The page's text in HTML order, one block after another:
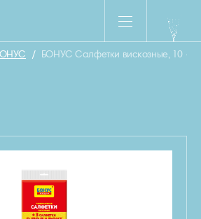
/ БОНУС Салфетки вискозные, 10 + 3